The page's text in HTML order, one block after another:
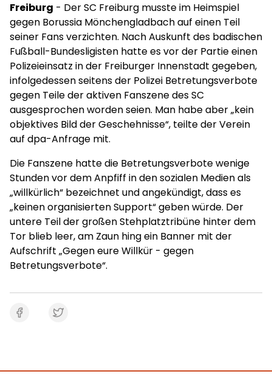
Freiburg - Der SC Freiburg musste im Heimspiel
gegen Borussia Mönchengladbach auf einen Teil
seiner Fans verzichten. Nach Auskunft des badischen
Fußball-Bundesligisten hatte es vor der Partie einen
Polizeieinsatz in der Freiburger Innenstadt gegeben,
infolgedessen seitens der Polizei Betretungsverbote
gegen Teile der aktiven Fanszene des SC
ausgesprochen worden seien. Man habe aber „kein
objektives Bild der Geschehnisse“, teilte der Verein
auf dpa-Anfrage mit.
Die Fanszene hatte die Betretungsverbote wenige
Stunden vor dem Anpfiff in den sozialen Medien als
„willkürlich“ bezeichnet und angekündigt, dass es
„keinen organisierten Support“ geben würde. Der
untere Teil der großen Stehplatztribüne hinter dem
Tor blieb leer, am Zaun hing ein Banner mit der
Aufschrift „Gegen eure Willkür - gegen
Betretungsverbote“.